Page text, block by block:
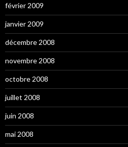
février 2009
janvier 2009
décembre 2008
novembre 2008
octobre 2008
juillet 2008
juin 2008
mai 2008